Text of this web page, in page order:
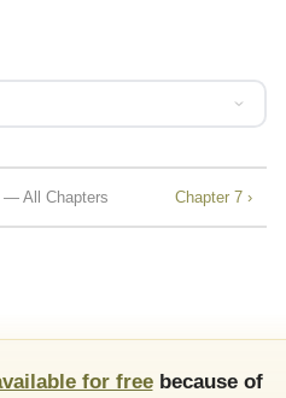
— All Chapters Chapter 7 ›
for freebecause of